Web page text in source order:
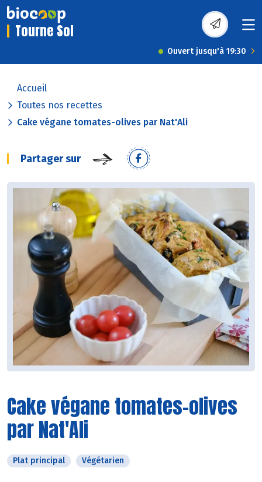
Tourne Sol
Ouvert jusqu'à 19:30
Accueil
Toutes nos recettes
Cake végane tomates-olives par Nat'Ali
Partager sur
Cake végane tomates-olives
par Nat'Ali
Plat principal Végétarien